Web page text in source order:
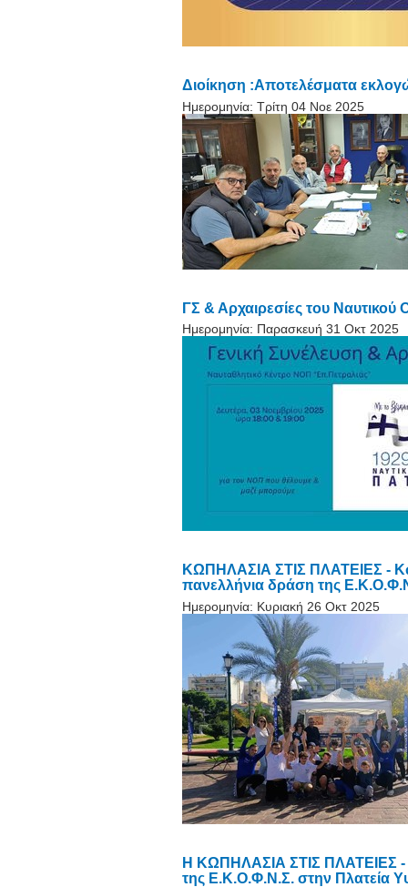
Διοίκηση :Αποτελέσματα
Ημερομηνία: Τρίτη 04 Νοε 2025
ΓΣ & Αρχαιρεσίες του
Ημερομηνία: Παρασκευή 31 Οκτ 2025
ΚΩΠΗΛΑΣΙΑ ΣΤΙΣ ΠΛΑΤΕΙΕΣ -
πανελλήνια δράση της
Ημερομηνία: Κυριακή 26 Οκτ 2025
Η ΚΩΠΗΛΑΣΙΑ ΣΤΙΣ ΠΛΑΤΕΙΕΣ -
της Ε.Κ.Ο.Φ.Ν.Σ. στην Πλατεία